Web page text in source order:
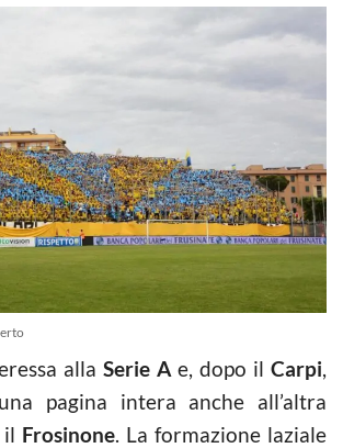
alla Serie A e, dopo il Carpi,
pagina intera anche all’altra
il Frosinone. La formazione laziale